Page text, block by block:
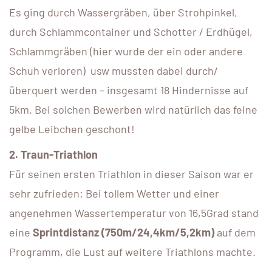
Es ging durch Wassergräben, über Strohpinkel,
durch Schlammcontainer und Schotter / Erdhügel,
Schlammgräben (hier wurde der ein oder andere
Schuh verloren) usw mussten dabei durch/
überquert werden – insgesamt 18 Hindernisse auf
5km. Bei solchen Bewerben wird natürlich das feine
gelbe Leibchen geschont!
2. Traun-Triathlon
Für seinen ersten Triathlon in dieser Saison war er
sehr zufrieden: Bei tollem Wetter und einer
angenehmen Wassertemperatur von 16,5Grad stand
eine Sprintdistanz (750m/24,4km/5,2km)auf dem
Programm, die Lust auf weitere Triathlons machte.